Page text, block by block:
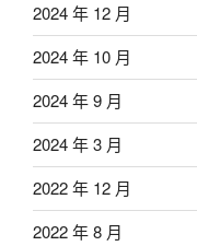
2024 年 12 月
2024 年 10 月
2024 年 9 月
2024 年 3 月
2022 年 12 月
2022 年 8 月